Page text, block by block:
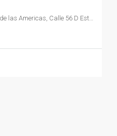
Torre de Las Americas, Torres de las Americas, Calle 56 D Este, Panamá